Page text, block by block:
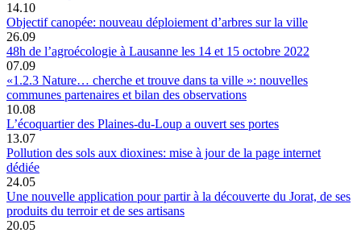
14.10
Objectif canopée: nouveau déploiement d’arbres sur la ville
26.09
48h de l’agroécologie à Lausanne les 14 et 15 octobre 2022
07.09
«1.2.3 Nature… cherche et trouve dans ta ville »: nouvelles
communes partenaires et bilan des observations
10.08
L’écoquartier des Plaines-du-Loup a ouvert ses portes
13.07
Pollution des sols aux dioxines: mise à jour de la page internet
dédiée
24.05
Une nouvelle application pour partir à la découverte du Jorat, de ses
produits du terroir et de ses artisans
20.05